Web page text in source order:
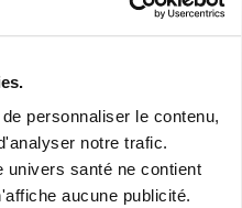
personnaliser le contenu,
notre trafic.
univers santé ne contient
aucune publicité.
: Médicaments,
respiratoire aident à